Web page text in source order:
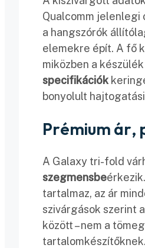
Qualcomm jelenlegi
a hangszórók
elemekre épít. A fő
miközben a
specifikációk
bonyolult
Prémium ár,
A Galaxy tri-fold
szegmensbe
tartalmaz, az ár
szivárgások szerint
között – nem a
tartalomkészítőknek.